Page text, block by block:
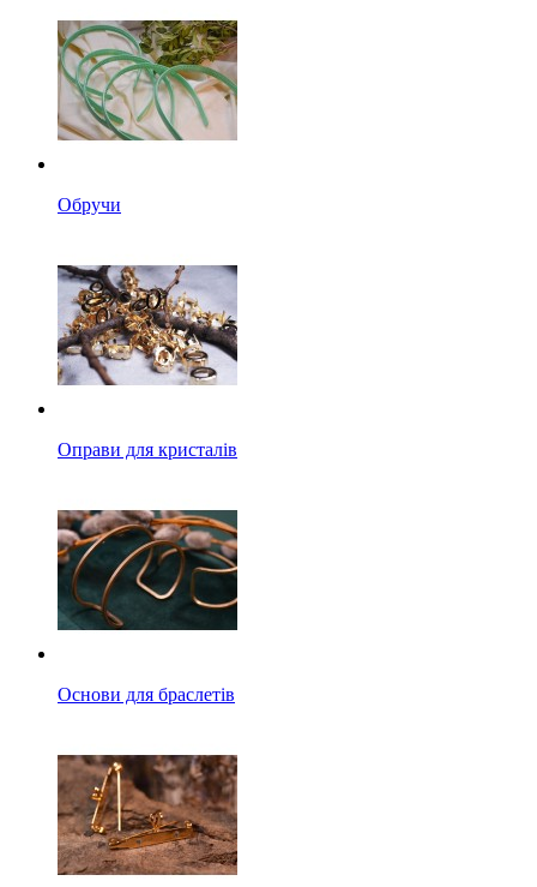
Обручи
Оправи для кристалів
Основи для браслетів